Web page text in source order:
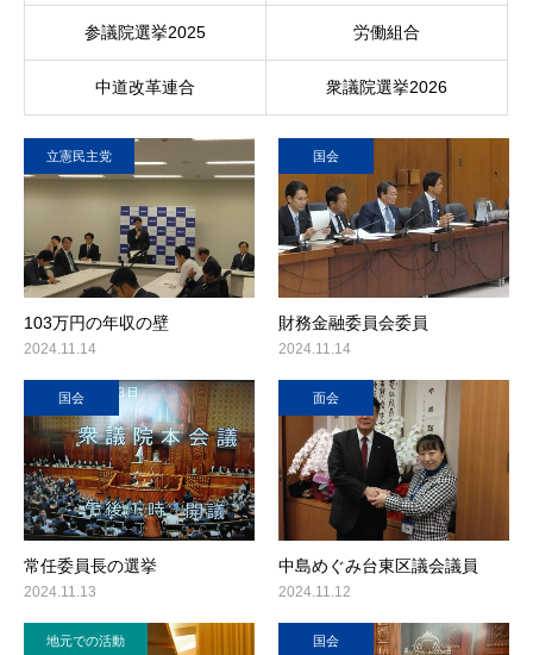
参議院選挙2025 労働組合
中道改革連合 衆議院選挙2026
立憲民主党
103万円の年収の壁
2024.11.14
国会
財務金融委員会委員
2024.11.14
国会
常任委員長の選挙
2024.11.13
面会
中島めぐみ台東区議会議員
2024.11.12
地元での活動 国会